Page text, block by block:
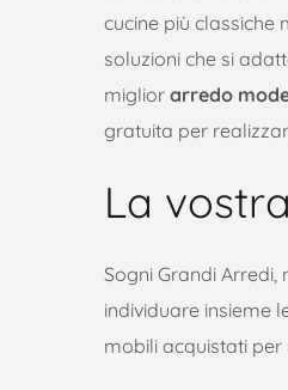
cucine più classiche
soluzioni che si
miglior arredo
gratuita per
La
Sogni Grandi
individuare insieme
mobili acquistati per